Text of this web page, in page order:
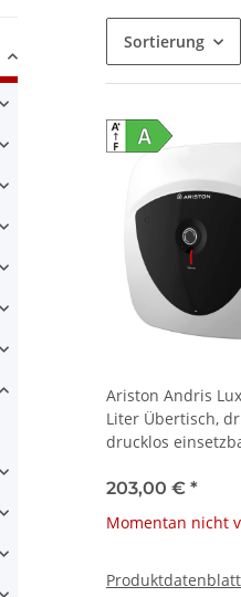
Sortierung
Ariston Andris
Liter Übertisch,
drucklos
203,00 € *
Momentan nicht
Produktdatenblatt